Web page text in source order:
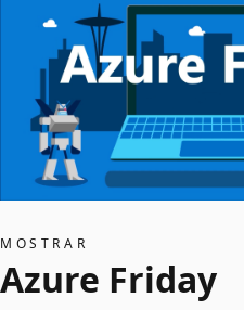
MOSTRAR
Azure Friday